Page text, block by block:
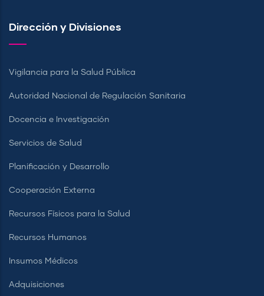
Dirección y Divisiones
Vigilancia para la Salud Pública
Autoridad Nacional de Regulación Sanitaria
Docencia e Investigación
Servicios de Salud
Planificación y Desarrollo
Cooperación Externa
Recursos Físicos para la Salud
Recursos Humanos
Insumos Médicos
Adquisiciones